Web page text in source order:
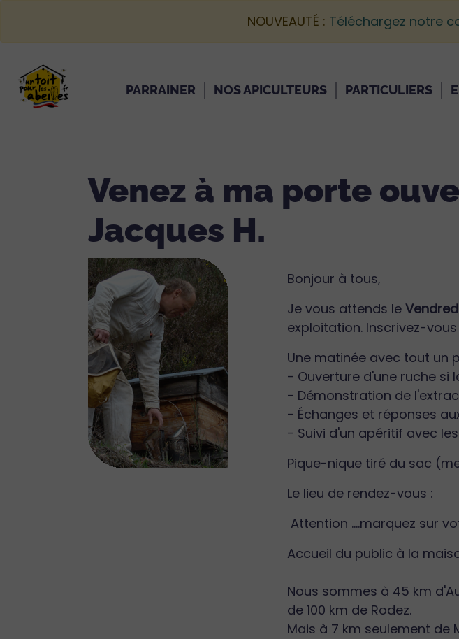
NOUVEAUTÉ : Téléchargez notre
PARRAINER NOS APICULTEURS PARTICULIERS
Venez à ma porte
Jacques H.
Bonjour à tous,
Je vous attends le
exploitation. Inscrivez-vous
Une matinée avec tout un
- Ouverture d'une ruche si
- Démonstration de
- Échanges et réponses
- Suivi d'un apéritif avec
Pique-nique tiré du sac
Le lieu de rendez-vous :
Attention ....marquez sur
Accueil du public à la
Nous sommes à 45 km
de 100 km de Rodez.
Mais à 7 km seulement de